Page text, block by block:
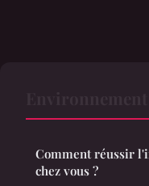
Comment réussir
chez vous ?